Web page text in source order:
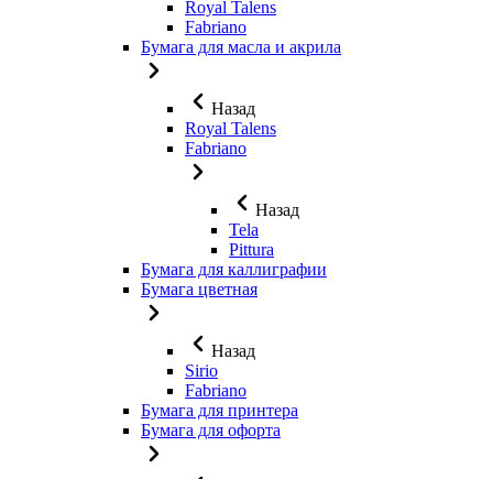
Royal Talens
Fabriano
Бумага для масла и акрила
Назад
Royal Talens
Fabriano
Назад
Tela
Pittura
Бумага для каллиграфии
Бумага цветная
Назад
Sirio
Fabriano
Бумага для принтера
Бумага для офорта